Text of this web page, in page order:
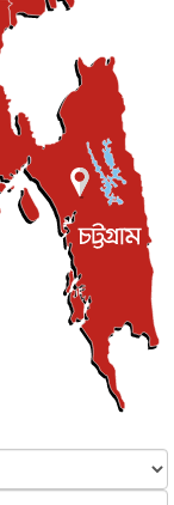
৫ আগস্ট, ২০২৬
কর্মসূচি
৫ আগস্ট, ২০২৬
আন্দোলন সফল :
৫ আগস্ট, ২০২৬
সম্পর্ক ছিল : নাসির
৫ আগস্ট, ২০২৬
আজ : মার্কিন অর্থমন...
৫ আগস্ট, ২০২৬
বোমা দিয়ে করা
৫ আগস্ট, ২০২৬
মুখে কীটনাশকের